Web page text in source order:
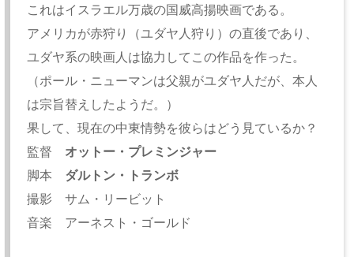
これはイスラエル万歳の国威高揚映画である。
アメリカが赤狩り（ユダヤ人狩り）の直後であり、
ユダヤ系の映画人は協力してこの作品を作った。
（ポール・ニューマンは父親がユダヤ人だが、本人
は宗旨替えしたようだ。）
果して、現在の中東情勢を彼らはどう見ているか？
監督 オットー・プレミンジャー
脚本 ダルトン・トランボ
撮影 サム・リービット
音楽 アーネスト・ゴールド